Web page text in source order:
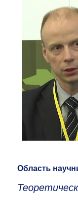
Область